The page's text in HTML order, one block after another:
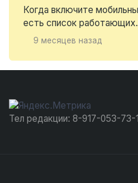
Когда включите
есть список
9 месяцев назад
Тел редакции: 8-917-053-73-